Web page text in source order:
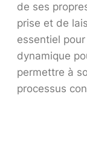
de ses
prise et de
essentiel
dynamique
permettre à
processus